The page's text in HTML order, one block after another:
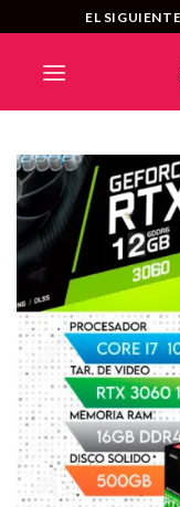
al
contenido
EL